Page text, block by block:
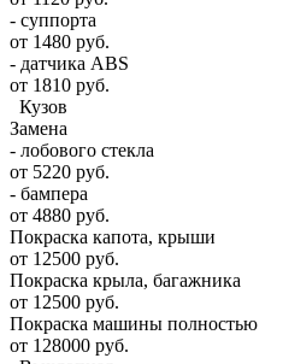
- суппорта
от 1480 руб.
- датчика ABS
от 1810 руб.
Кузов
Замена
- лобового стекла
от 5220 руб.
- бампера
от 4880 руб.
Покраска капота, крыши
от 12500 руб.
Покраска крыла, багажника
от 12500 руб.
Покраска машины полностью
от 128000 руб.